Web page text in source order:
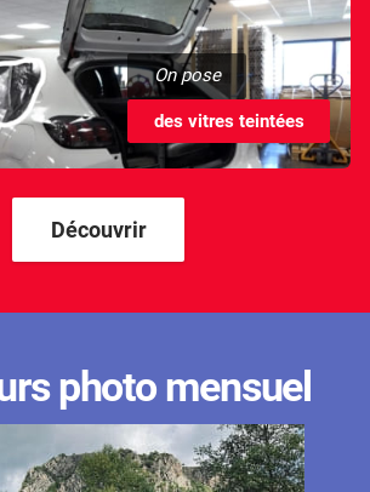
On pose
des vitres teintées
Découvrir
photo mensuel